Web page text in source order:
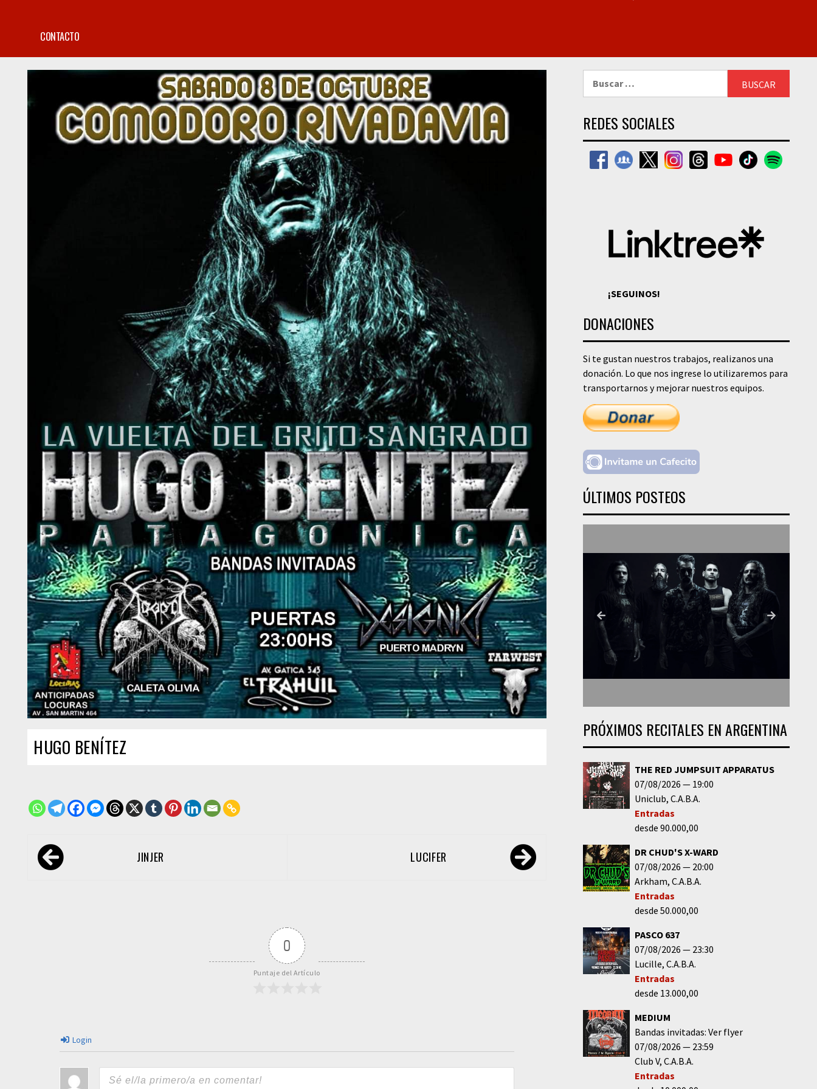
CONTACTO
HUGO BENÍTEZ
Navegación
de JINJER LUCIFER
0
Puntaje del Artículo
Login
REDES SOCIALES
¡SEGUINOS!
DONACIONES
Si te gustan nuestros trabajos, realizanos una
donación. Lo que nos ingrese lo utilizaremos para
transportarnos y mejorar nuestros equipos.
ÚLTIMOS POSTEOS
PRÓXIMOS RECITALES EN ARGENTINA
THE RED JUMPSUIT APPARATUS
07/08/2026
19:00
Uniclub C.A.B.A.
Entradas
desde 90.000,00
DR CHUD'S X-WARD
07/08/2026
20:00
Arkham C.A.B.A.
Entradas
desde 50.000,00
PASCO 637
07/08/2026
23:30
Lucille C.A.B.A.
Entradas
desde 13.000,00
MEDIUM
Bandas invitadas: Ver flyer
07/08/2026
23:59
Club V C.A.B.A.
Entradas